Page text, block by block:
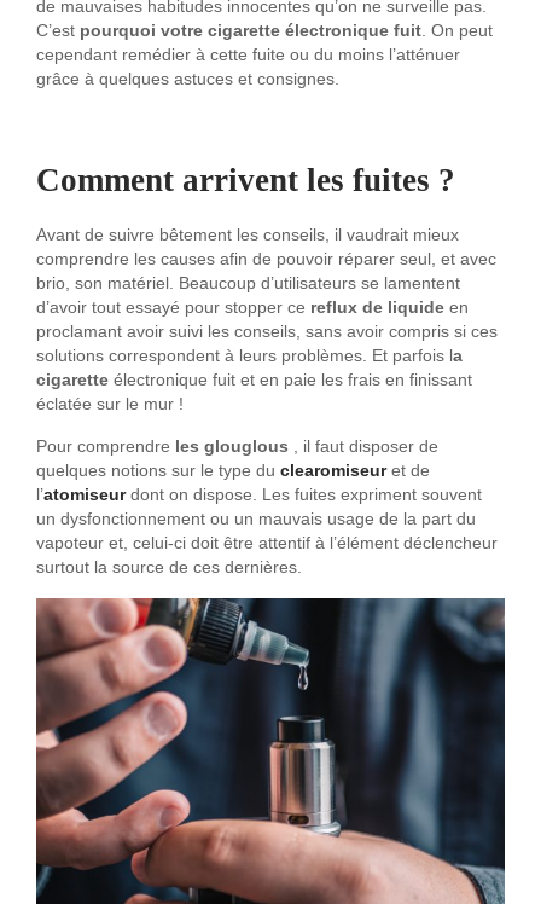
de mauvaises habitudes innocentes qu’on ne surveille pas.
C’est pourquoi votre cigarette électronique fuit . On peut
cependant remédier à cette fuite ou du moins l’atténuer
grâce à quelques astuces et consignes.
Comment arrivent les fuites ?
Avant de suivre bêtement les conseils, il vaudrait mieux
comprendre les causes afin de pouvoir réparer seul, et avec
brio, son matériel. Beaucoup d’utilisateurs se lamentent
d’avoir tout essayé pour stopper ce reflux de liquide en
proclamant avoir suivi les conseils, sans avoir compris si ces
solutions correspondent à leurs problèmes. Et parfois la
cigarette électronique fuit et en paie les frais en finissant
éclatée sur le mur !
Pour comprendre les glouglous , il faut disposer de
quelques notions sur le type du clearomiseur et de
l’atomiseur dont on dispose. Les fuites expriment souvent
un dysfonctionnement ou un mauvais usage de la part du
vapoteur et, celui-ci doit être attentif à l’élément déclencheur
surtout la source de ces dernières.